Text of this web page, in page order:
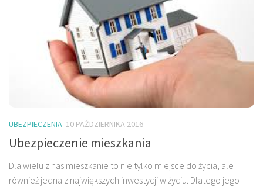
UBEZPIECZENIA 10 PAŹDZIERNIKA 2016
Ubezpieczenie mieszkania
Dla wielu z nas mieszkanie to nie tylko miejsce do życia, ale
również jedna z największych inwestycji w życiu. Dlatego jego